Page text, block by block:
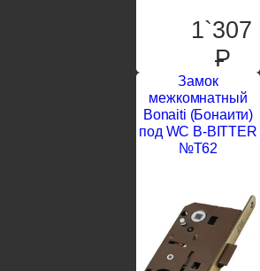
1`307
P
Замок
межкомнатный
Bonaiti (Бонаити)
под WC B-BITTER
№T62